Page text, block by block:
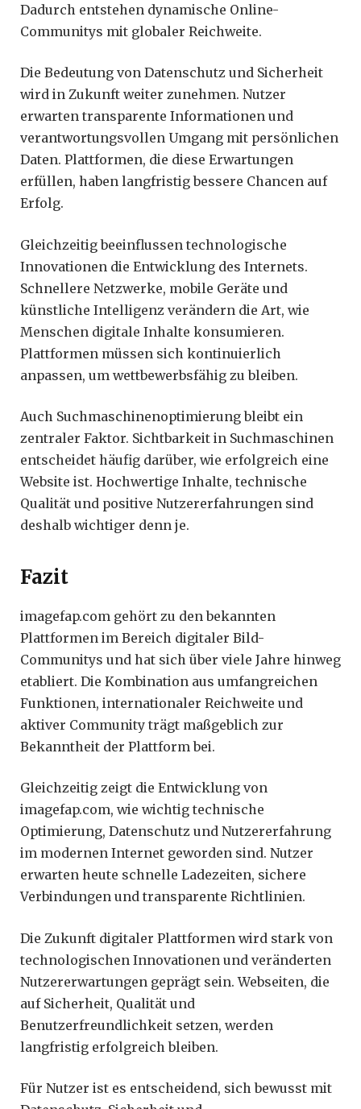
Dadurch entstehen dynamische Online-
Communitys mit globaler Reichweite.
Die Bedeutung von Datenschutz und Sicherheit
wird in Zukunft weiter zunehmen. Nutzer
erwarten transparente Informationen und
verantwortungsvollen Umgang mit persönlichen
Daten. Plattformen, die diese Erwartungen
erfüllen, haben langfristig bessere Chancen auf
Erfolg.
Gleichzeitig beeinflussen technologische
Innovationen die Entwicklung des Internets.
Schnellere Netzwerke, mobile Geräte und
künstliche Intelligenz verändern die Art, wie
Menschen digitale Inhalte konsumieren.
Plattformen müssen sich kontinuierlich
anpassen, um wettbewerbsfähig zu bleiben.
Auch Suchmaschinenoptimierung bleibt ein
zentraler Faktor. Sichtbarkeit in Suchmaschinen
entscheidet häufig darüber, wie erfolgreich eine
Website ist. Hochwertige Inhalte, technische
Qualität und positive Nutzererfahrungen sind
deshalb wichtiger denn je.
Fazit
imagefap.com gehört zu den bekannten
Plattformen im Bereich digitaler Bild-
Communitys und hat sich über viele Jahre hinweg
etabliert. Die Kombination aus umfangreichen
Funktionen, internationaler Reichweite und
aktiver Community trägt maßgeblich zur
Bekanntheit der Plattform bei.
Gleichzeitig zeigt die Entwicklung von
imagefap.com, wie wichtig technische
Optimierung, Datenschutz und Nutzererfahrung
im modernen Internet geworden sind. Nutzer
erwarten heute schnelle Ladezeiten, sichere
Verbindungen und transparente Richtlinien.
Die Zukunft digitaler Plattformen wird stark von
technologischen Innovationen und veränderten
Nutzererwartungen geprägt sein. Webseiten, die
auf Sicherheit, Qualität und
Benutzerfreundlichkeit setzen, werden
langfristig erfolgreich bleiben.
Für Nutzer ist es entscheidend, sich bewusst mit